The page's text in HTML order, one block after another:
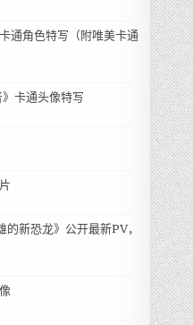
通角色特写（附唯美卡通
卡通头像特写
新恐龙》公开最新PV，